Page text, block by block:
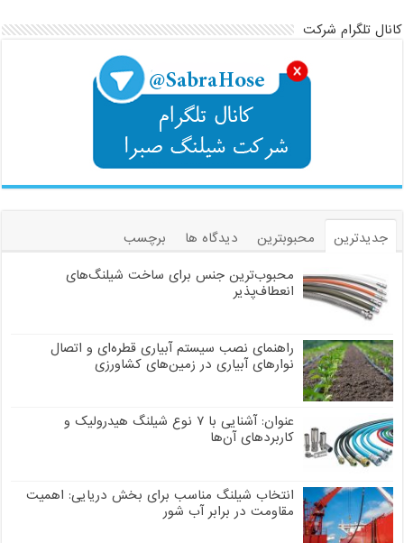
تلگرام شرکت
محبوبترین دیدگاه ها
برچسب
محبوب‌ترین جنس برای ساخت شیلنگ‌های
انعطاف‌پذیر
راهنمای نصب سیستم آبیاری قطره‌ای و اتصال
نوارهای آبیاری در زمین‌های کشاورزی
عنوان: آشنایی با ۷ نوع شیلنگ هیدرولیک و
کاربردهای آن‌ها
انتخاب شیلنگ مناسب برای بخش دریایی: اهمیت
مقاومت در برابر آب شور